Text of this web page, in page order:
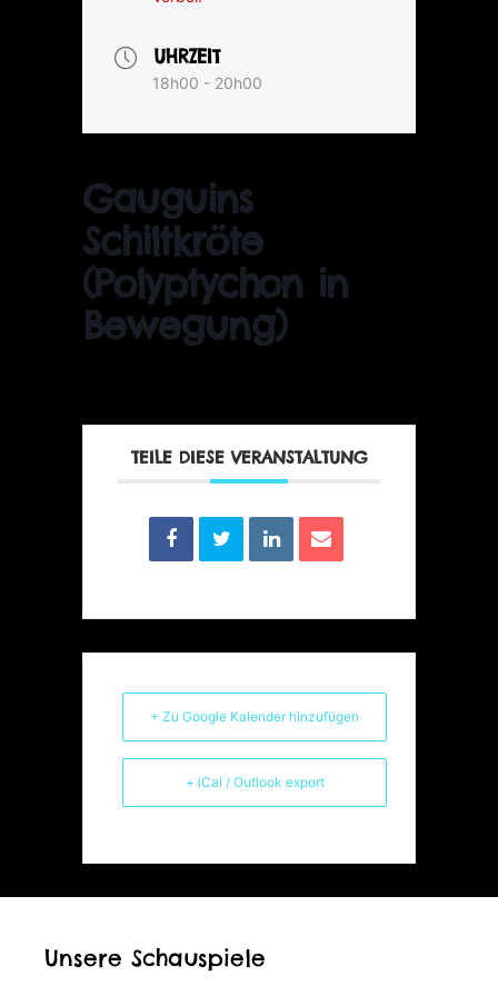
UHRZEIT
18h00 - 20h00
Gauguins
Schiltkröte
(Polyptychon in
Bewegung)
TEILE DIESE VERANSTALTUNG
+ Zu Google Kalender hinzufügen
+ iCal / Outlook export
Unsere Schauspiele